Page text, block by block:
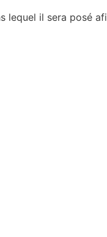
lequel il sera posé